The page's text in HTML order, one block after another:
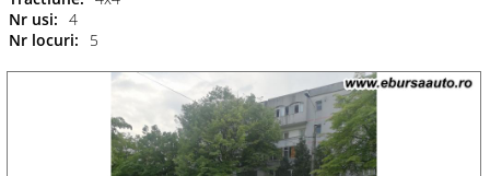
Nr usi: 4
Nr locuri:
5